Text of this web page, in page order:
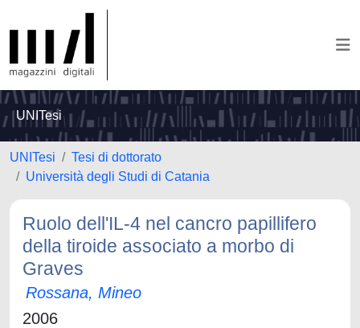
UNITesi
UNITesi
Tesi di dottorato
Università degli Studi di Catania
Ruolo dell'IL-4 nel cancro papillifero
della tiroide associato a morbo di
Graves
Rossana, Mineo
2006